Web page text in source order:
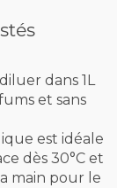
dans 1L
et sans
est idéale
dès 30°C et
main pour le